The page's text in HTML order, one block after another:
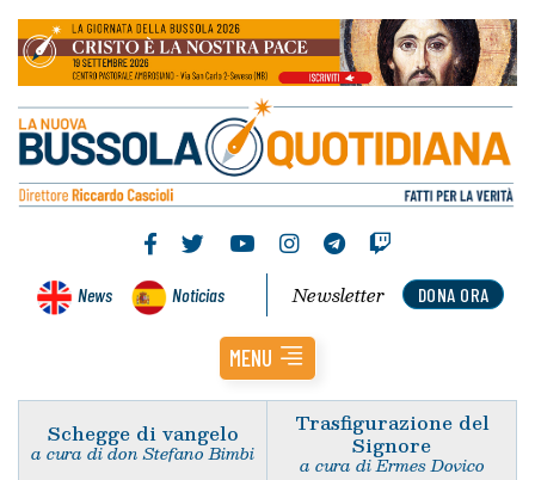
News Noticias DONA ORA
Newsletter
MENU
Schegge di vangelo
a cura di don Stefano Bimbi
Trasfigurazione del
Signore
a cura di Ermes Dovico